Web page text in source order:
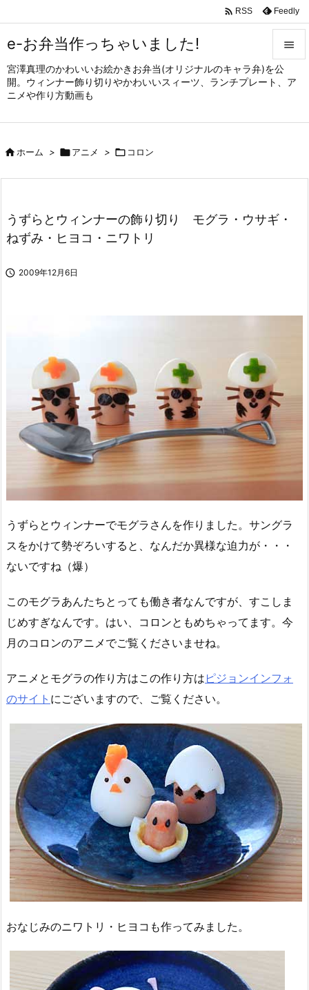
e-お弁当作っちゃいました!
宮澤真理のかわいいお絵かきお弁当(オリジナルのキャラ弁)を公
開。ウィンナー飾り切りやかわいいスィーツ、ランチプレート、ア
ニメや作り方動画も


メニュ
サイド


 RSS Feedly
ホーム > アニメ >  コロン
うずらとウィンナーの飾り切り モグラ・ウサギ・
ねずみ・ヒヨコ・ニワトリ
 2009年12月6日
うずらとウィンナーでモグラさんを作りました。サングラ
スをかけて勢ぞろいすると、なんだか異様な迫力が・・・
ないですね（爆）
このモグラあんたちとっても働き者なんですが、すこしま
じめすぎなんです。はい、コロンともめちゃってます。今
月のコロンのアニメでご覧くださいませね。
アニメとモグラの作り方はこの作り方は ピジョンインフォ
のサイト にございますので、ご覧ください。
おなじみのニワトリ・ヒヨコも作ってみました。